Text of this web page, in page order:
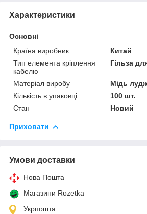
Характеристики
Основні
Країна виробник
Китай
Тип елемента кріплення
кабелю
Гільза
Матеріал виробу
Мідь
Кількість в упаковці
100 шт.
Стан
Новий
Приховати
Умови доставки
Нова Пошта
Магазини Rozetka
Укрпошта